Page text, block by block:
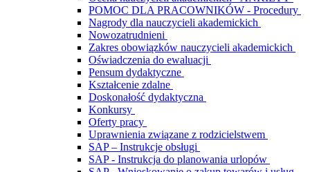
POMOC DLA PRACOWNIKÓW - Procedury
Nagrody dla nauczycieli akademickich
Nowozatrudnieni
Zakres obowiązków nauczycieli akademickich
Oświadczenia do ewaluacji
Pensum dydaktyczne
Kształcenie zdalne
Doskonałość dydaktyczna
Konkursy
Oferty pracy
Uprawnienia związane z rodzicielstwem
SAP – Instrukcje obsługi
SAP - Instrukcja do planowania urlopów